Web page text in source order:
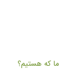
ما که هستیم؟